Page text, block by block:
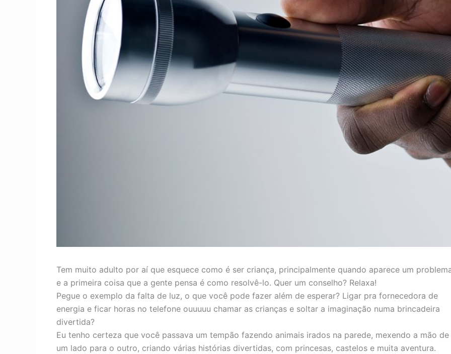
Tem muito adulto por aí que esquece como é ser criança, principalmente quando aparece um
e a primeira coisa que a gente pensa é como resolvê-lo. Quer um conselho? Relaxa!
Pegue o exemplo da falta de luz, o que você pode fazer além de esperar? Ligar pra fornecedora de
energia e ficar horas no telefone ouuuuu chamar as crianças e soltar a imaginação numa brincadeira
divertida?
Eu tenho certeza que você passava um tempão fazendo animais irados na parede, mexendo a mão de
um lado para o outro, criando várias histórias divertidas, com princesas, castelos e muita aventura.